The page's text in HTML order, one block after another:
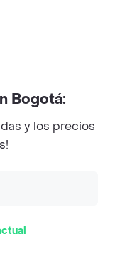
Bogotá:
y los precios